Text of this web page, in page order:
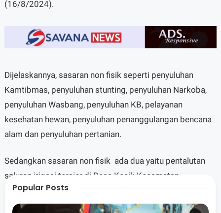
(16/8/2024).
Dijelaskannya, sasaran non fisik seperti penyuluhan
Kamtibmas, penyuluhan stunting, penyuluhan Narkoba,
penyuluhan Wasbang, penyuluhan KB, pelayanan
kesehatan hewan, penyuluhan penanggulangan bencana
alam dan penyuluhan pertanian.
Sedangkan sasaran non fisik ada dua yaitu pentalutan
saluran irigasi tersier di Desa Kesik Kecamatan
Masbagik sepanjang 1050 meter sudah mencapai 84,25
persen dan sasaran fisik yang sama berada di Desa
Popular Posts